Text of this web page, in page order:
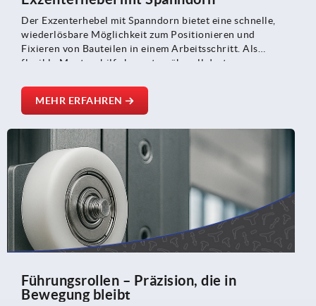
Der Exzenterhebel mit Spanndorn bietet eine schnelle,
wiederlösbare Möglichkeit zum Positionieren und
Fixieren von Bauteilen in einem Arbeitsschritt. Als
flexible Montagehilfe kommt er überall dort zum
gefragt sind – vom Fahrzeugbau bis zur
Montagevorrichtung.
MEHR ERFAHREN
Führungsrollen – Präzision, die in
Bewegung bleibt